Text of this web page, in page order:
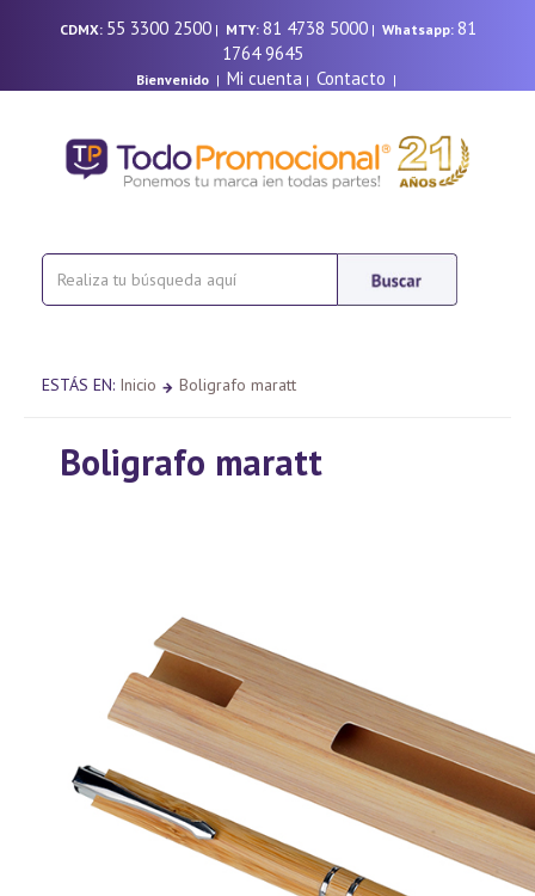
CDMX: 55 3300 2500| MTY: 81 4738 5000| Whatsapp: 81
1764 9645
Bienvenido| Mi cuenta | Contacto |
ESTÁS EN: Inicio Boligrafo maratt
Boligrafo maratt